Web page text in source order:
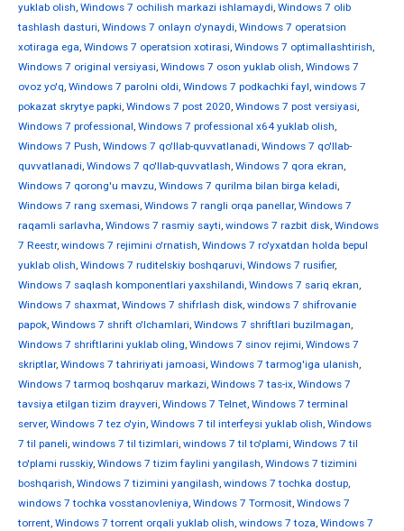
yuklab olish, Windows 7 ochilish markazi ishlamaydi, Windows 7 olib
tashlash dasturi, Windows 7 onlayn o'ynaydi, Windows 7 operatsion
xotiraga ega, Windows 7 operatsion xotirasi, Windows 7 optimallashtirish,
Windows 7 original versiyasi, Windows 7 oson yuklab olish, Windows 7
ovoz yo'q, Windows 7 parolni oldi, Windows 7 podkachki fayl, windows 7
pokazat skrytye papki, Windows 7 post 2020, Windows 7 post versiyasi,
Windows 7 professional, Windows 7 professional x64 yuklab olish,
Windows 7 Push, Windows 7 qo'llab-quvvatlanadi, Windows 7 qo'llab-
quvvatlanadi, Windows 7 qo'llab-quvvatlash, Windows 7 qora ekran,
Windows 7 qorong'u mavzu, Windows 7 qurilma bilan birga keladi,
Windows 7 rang sxemasi, Windows 7 rangli orqa panellar, Windows 7
raqamli sarlavha, Windows 7 rasmiy sayti, windows 7 razbit disk, Windows
7 Reestr, windows 7 rejimini o'rnatish, Windows 7 ro'yxatdan holda bepul
yuklab olish, Windows 7 ruditelskiy boshqaruvi, Windows 7 rusifier,
Windows 7 saqlash komponentlari yaxshilandi, Windows 7 sariq ekran,
Windows 7 shaxmat, Windows 7 shifrlash disk, windows 7 shifrovanie
papok, Windows 7 shrift o'lchamlari, Windows 7 shriftlari buzilmagan,
Windows 7 shriftlarini yuklab oling, Windows 7 sinov rejimi, Windows 7
skriptlar, Windows 7 tahririyati jamoasi, Windows 7 tarmog'iga ulanish,
Windows 7 tarmoq boshqaruv markazi, Windows 7 tas-ix, Windows 7
tavsiya etilgan tizim drayveri, Windows 7 Telnet, Windows 7 terminal
server, Windows 7 tez o'yin, Windows 7 til interfeysi yuklab olish, Windows
7 til paneli, windows 7 til tizimlari, windows 7 til to'plami, Windows 7 til
to'plami russkiy, Windows 7 tizim faylini yangilash, Windows 7 tizimini
boshqarish, Windows 7 tizimini yangilash, windows 7 tochka dostup,
windows 7 tochka vosstanovleniya, Windows 7 Tormosit, Windows 7
torrent, Windows 7 torrent orqali yuklab olish, windows 7 toza, Windows 7